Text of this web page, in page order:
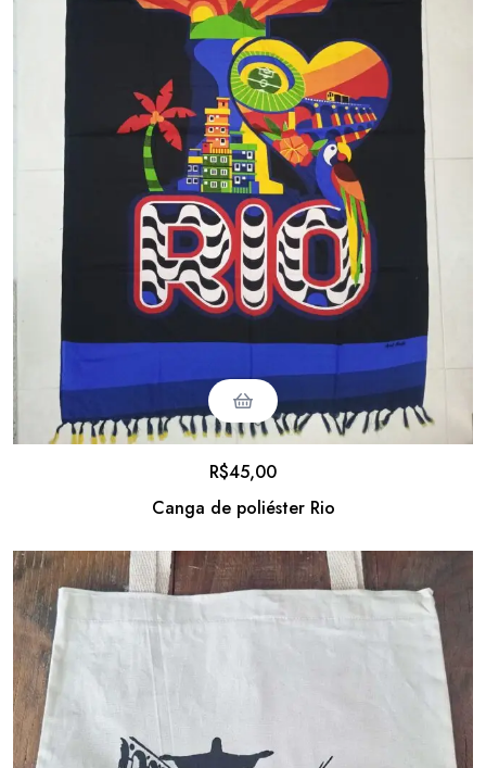
Canga de poliéster Rio
R$45,00